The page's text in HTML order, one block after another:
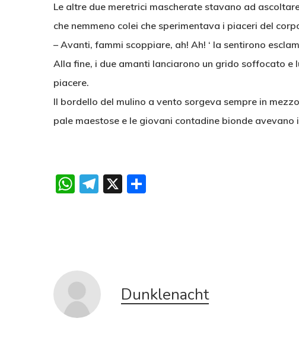
Le altre due meretrici mascherate stavano ad
che nemmeno colei che sperimentava i piaceri del
– Avanti, fammi scoppiare, ah! Ah! ‘ la sentirono
Alla fine, i due amanti lanciarono un grido soffocato e
piacere.
Il bordello del mulino a vento sorgeva sempre in
pale maestose e le giovani contadine bionde avevano
WhatsApp
Telegram
X
Dunklenacht